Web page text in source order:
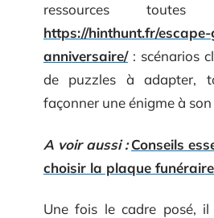
ressources
https://hinthunt.fr/
anniversaire/: scénarios
de puzzles à adapter,
façonner une énigme à
A voir aussi : Conseils
choisir la plaque
Une fois le cadre posé,